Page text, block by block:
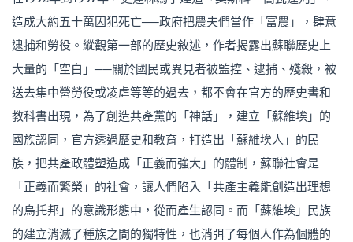
造成大約五十萬囚犯死亡──政府把農夫們當作「富農」，肆意
逮捕和勞役。縱觀第一部的歷史敘述，作者揭露出蘇聯歷史上
大量的「空白」──關於國民或異見者被監控、逮捕、殘殺，被
送去集中營勞役或凌虐等等的過去，都不會在官方的歷史書和
教科書出現，為了創造共產黨的「神話」，建立「蘇維埃」的
國族認同，官方透過歷史和教育，打造出「蘇維埃人」的民
族，把共產政體塑造成「正義而強大」的體制，蘇聯社會是
「正義而繁榮」的社會，讓人們陷入「共產主義能創造出理想
的烏托邦」的意識形態中，從而產生認同。而「蘇維埃」民族
的建立消滅了種族之間的獨特性，也消弭了每個人作為個體的